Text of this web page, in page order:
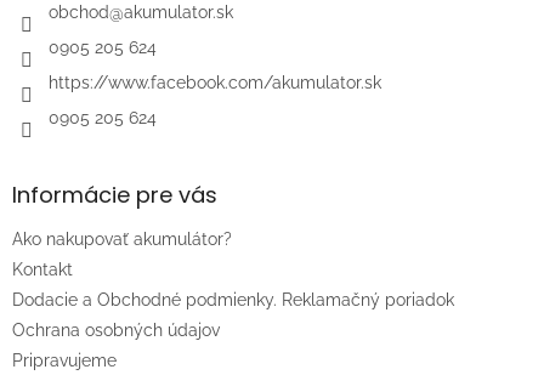
obchod@akumulator.sk
0905 205 624
https://www.facebook.com/akumulator.sk
0905 205 624
Informácie pre vás
Ako nakupovať akumulátor?
Kontakt
Dodacie a Obchodné podmienky. Reklamačný poriadok
Ochrana osobných údajov
Pripravujeme